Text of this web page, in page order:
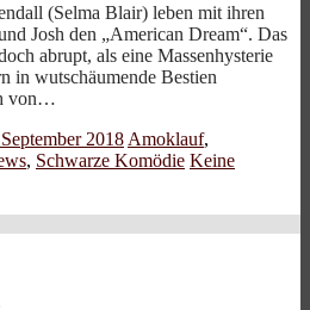
(Selma Blair) leben mit ihren
Josh den „American Dream“. Das
abrupt, als eine Massenhysterie
in wutschäumende Bestien
von…
2018 Amoklauf,
, Schwarze Komödie Keine